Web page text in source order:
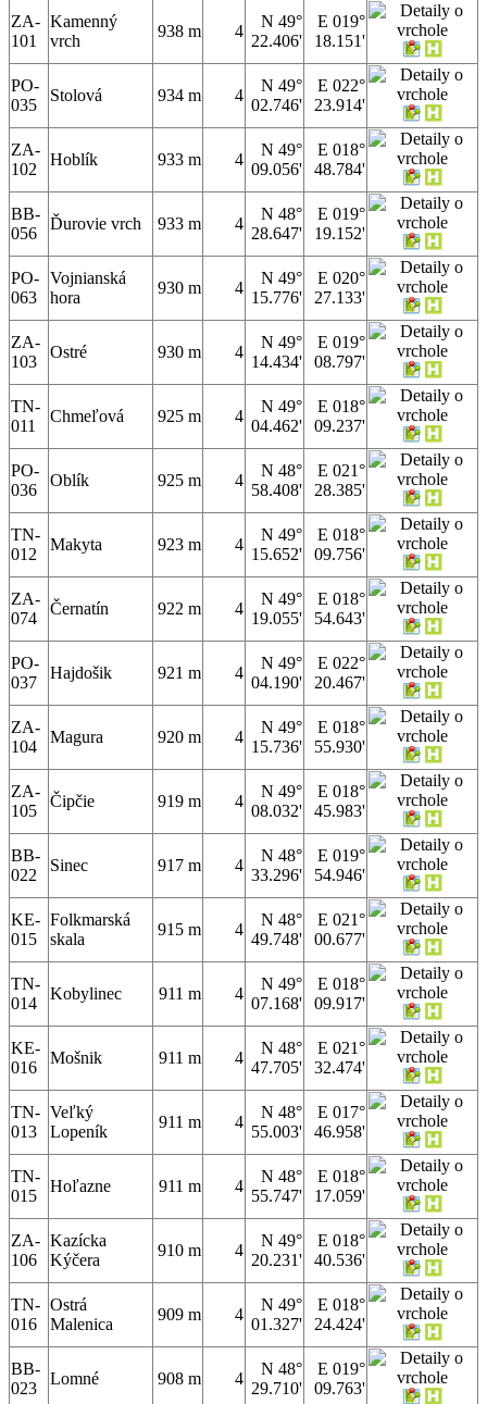
ZA-
101
Kamenný
vrch
938 m 4
N 49°
22.406'
E 019°
18.151'
PO-
035
Stolová 934 m 4
N 49°
02.746'
E 022°
23.914'
ZA-
102
Hoblík 933 m 4
N 49°
09.056'
E 018°
48.784'
BB-
056
Ďurovie vrch 933 m 4
N 48°
28.647'
E 019°
19.152'
PO-
063
Vojnianská
hora
930 m 4
N 49°
15.776'
E 020°
27.133'
ZA-
103
Ostré 930 m 4
N 49°
14.434'
E 019°
08.797'
TN-
011
Chmeľová 925 m 4
N 49°
04.462'
E 018°
09.237'
PO-
036
Oblík 925 m 4
N 48°
58.408'
E 021°
28.385'
TN-
012
Makyta 923 m 4
N 49°
15.652'
E 018°
09.756'
ZA-
074
Černatín 922 m 4
N 49°
19.055'
E 018°
54.643'
PO-
037
Hajdošik 921 m 4
N 49°
04.190'
E 022°
20.467'
ZA-
104
Magura 920 m 4
N 49°
15.736'
E 018°
55.930'
ZA-
105
Čipčie 919 m 4
N 49°
08.032'
E 018°
45.983'
BB-
022
Sinec 917 m 4
N 48°
33.296'
E 019°
54.946'
KE-
015
Folkmarská
skala
915 m 4
N 48°
49.748'
E 021°
00.677'
TN-
014
Kobylinec 911 m 4
N 49°
07.168'
E 018°
09.917'
KE-
016
Mošnik 911 m 4
N 48°
47.705'
E 021°
32.474'
TN-
013
Veľký
Lopeník
911 m 4
N 48°
55.003'
E 017°
46.958'
TN-
015
Hoľazne 911 m 4
N 48°
55.747'
E 018°
17.059'
ZA-
106
Kazícka
Kýčera
910 m 4
N 49°
20.231'
E 018°
40.536'
TN-
016
Ostrá
Malenica
909 m 4
N 49°
01.327'
E 018°
24.424'
BB-
023
Lomné 908 m 4
N 48°
29.710'
E 019°
09.763'